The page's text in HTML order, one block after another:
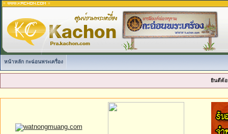
หน้าหลัก กะฉ่อนพระเครื่อง
ยินดีต้อ